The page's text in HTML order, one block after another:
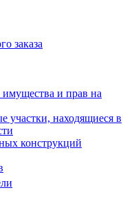
заказа
и прав на
участки, находящиеся в
конструкций